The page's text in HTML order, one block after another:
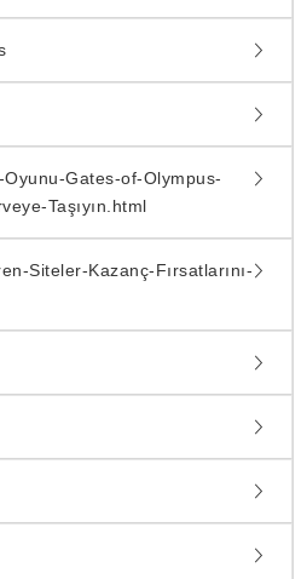
Gates-of-Olympus-
Taşıyın.html
Siteler-Kazanç-Fırsatlarını-